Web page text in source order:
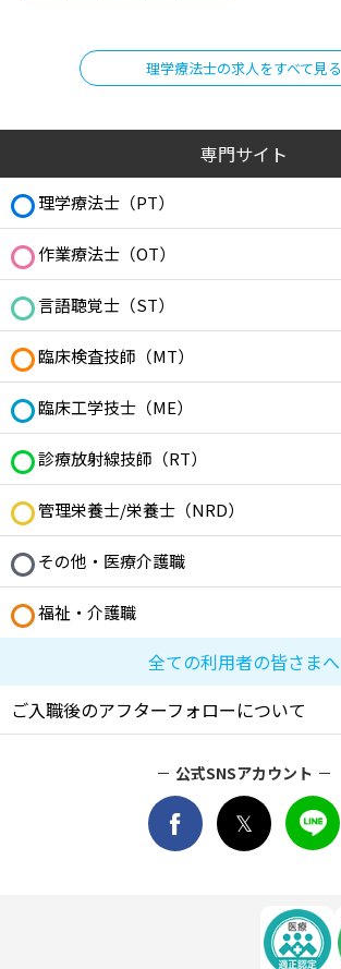
理学療法士の求人をすべて見る
専門サイト
理学療法士（PT）
作業療法士（OT）
言語聴覚士（ST）
臨床検査技師（MT）
臨床工学技士（ME）
診療放射線技師（RT）
管理栄養士/栄養士（NRD）
その他・医療介護職
福祉・介護職
全ての利用者の皆さまへ
ご入職後のアフターフォローについて
公式SNSアカウント